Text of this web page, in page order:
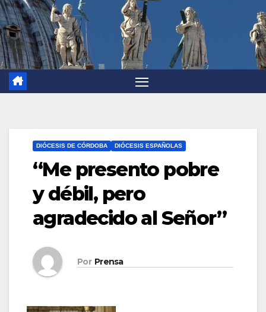
DIÓCESIS DE CÓRDOBA DIÓCESIS ESPAÑOLAS
“Me presento pobre
y débil, pero
agradecido al Señor”
Por Prensa